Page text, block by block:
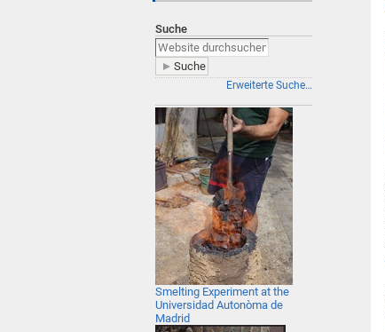
Suche
Erweiterte Suche…
Smelting Experiment at the
Universidad Autonòma de
Madrid